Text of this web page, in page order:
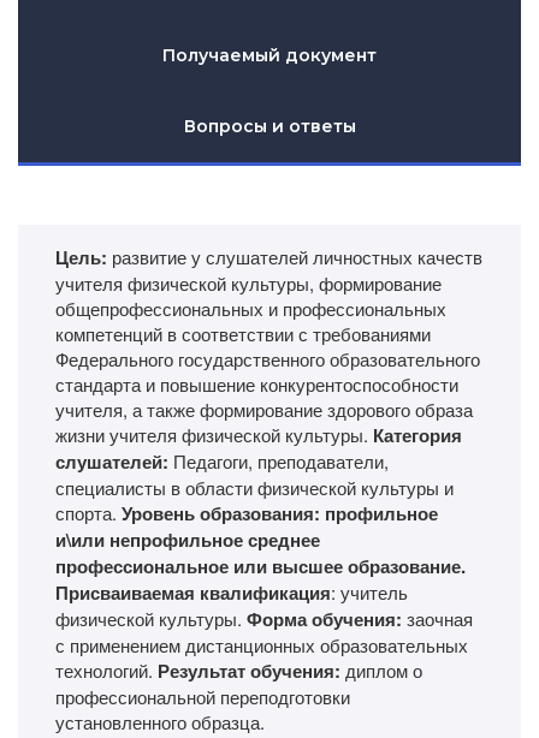
Получаемый документ
Вопросы и ответы
Цель: развитие у слушателей личностных качеств
учителя физической культуры, формирование
общепрофессиональных и профессиональных
компетенций в соответствии с требованиями
Федерального государственного образовательного
стандарта и повышение конкурентоспособности
учителя, а также формирование здорового образа
жизни учителя физической культуры. Категория
слушателей: Педагоги, преподаватели,
специалисты в области физической культуры и
спорта. Уровень образования: профильное
и\или непрофильное среднее
профессиональное или высшее образование.
Присваиваемая квалификация: учитель
физической культуры. Форма обучения: заочная
с применением дистанционных образовательных
технологий. Результат обучения: диплом о
профессиональной переподготовки
установленного образца.